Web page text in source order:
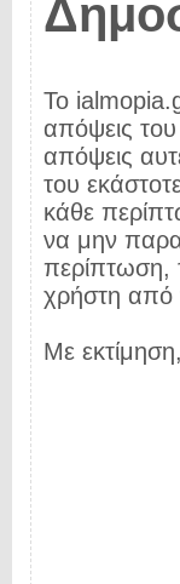
Το
απόψεις του
απόψεις
του
κάθε
να μην
περίπτωση,
χρήστη από
Με